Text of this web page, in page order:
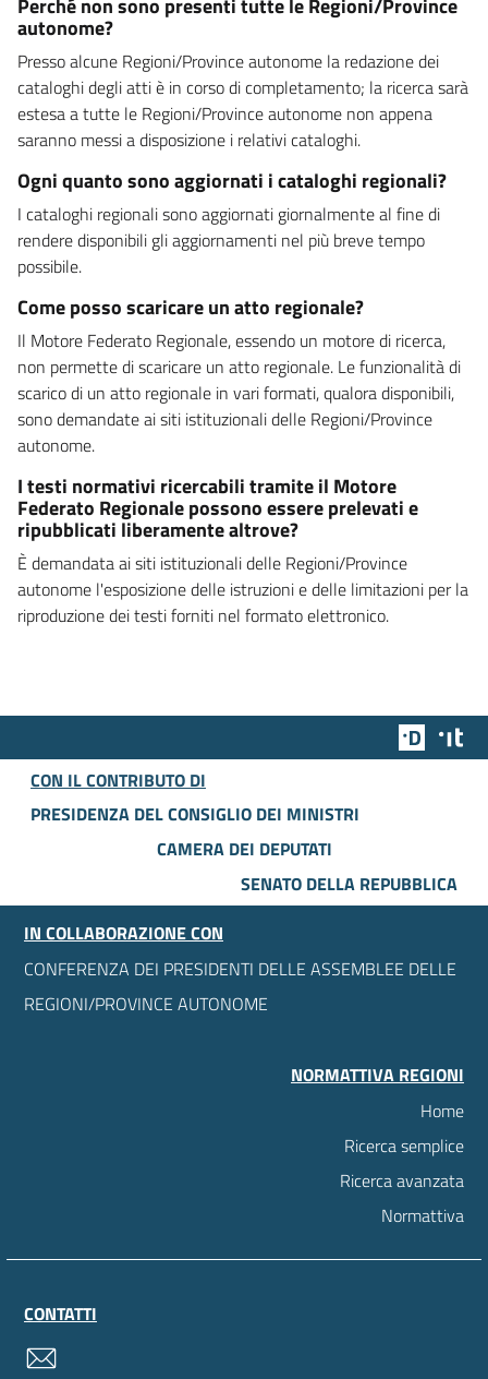
Perché non sono presenti tutte le Regioni/Province
autonome?
Presso alcune Regioni/Province autonome la redazione dei
cataloghi degli atti è in corso di completamento; la ricerca sarà
estesa a tutte le Regioni/Province autonome non appena
saranno messi a disposizione i relativi cataloghi.
Ogni quanto sono aggiornati i cataloghi regionali?
I cataloghi regionali sono aggiornati giornalmente al fine di
rendere disponibili gli aggiornamenti nel più breve tempo
possibile.
Come posso scaricare un atto regionale?
Il Motore Federato Regionale, essendo un motore di ricerca,
non permette di scaricare un atto regionale. Le funzionalità di
scarico di un atto regionale in vari formati, qualora disponibili,
sono demandate ai siti istituzionali delle Regioni/Province
autonome.
I testi normativi ricercabili tramite il Motore
Federato Regionale possono essere prelevati e
ripubblicati liberamente altrove?
È demandata ai siti istituzionali delle Regioni/Province
autonome l'esposizione delle istruzioni e delle limitazioni per la
riproduzione dei testi forniti nel formato elettronico.
Team
CON IL CONTRIBUTO DI
PRESIDENZA DEL CONSIGLIO DEI MINISTRI
CAMERA DEI DEPUTATI
SENATO DELLA REPUBBLICA
IN COLLABORAZIONE CON
CONFERENZA DEI PRESIDENTI DELLE ASSEMBLEE DELLE
REGIONI/PROVINCE AUTONOME
NORMATTIVA REGIONI
Home
Ricerca semplice
Ricerca avanzata
Normattiva
CONTATTI